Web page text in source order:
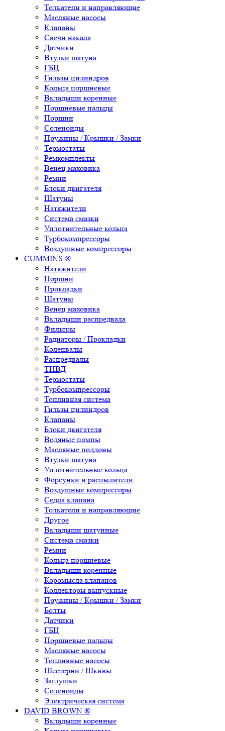
Толкатели и направляющие
Масляные насосы
Клапаны
Свечи накала
Датчики
Втулки шатуна
ГБЦ
Гильзы цилиндров
Кольца поршневые
Вкладыши коренные
Поршневые пальцы
Поршни
Соленоиды
Пружины / Крышки / Замки
Термостаты
Ремкомплекты
Венец маховика
Ремни
Блоки двигателя
Шатуны
Натяжители
Система смазки
Уплотнительные кольца
Турбокомпрессоры
Воздушные компрессоры
CUMMINS ®
Натяжители
Поршни
Прокладки
Шатуны
Венец маховика
Вкладыши распредвала
Фильтры
Радиаторы / Прокладки
Коленвалы
Распредвалы
ТНВД
Термостаты
Турбокомпрессоры
Топливная система
Гильзы цилиндров
Клапаны
Блоки двигателя
Водяные помпы
Масляные поддоны
Втулки шатуна
Уплотнительные кольца
Форсунки и распылители
Воздушные компрессоры
Седла клапана
Толкатели и направляющие
Другое
Вкладыши шатунные
Система смазки
Ремни
Кольца поршневые
Вкладыши коренные
Коромысла клапанов
Коллекторы выпускные
Пружины / Крышки / Замки
Болты
Датчики
ГБЦ
Поршневые пальцы
Масляные насосы
Топливные насосы
Шестерни / Шкивы
Заглушки
Соленоиды
Электрическая система
DAVID BROWN ®
Вкладыши коренные